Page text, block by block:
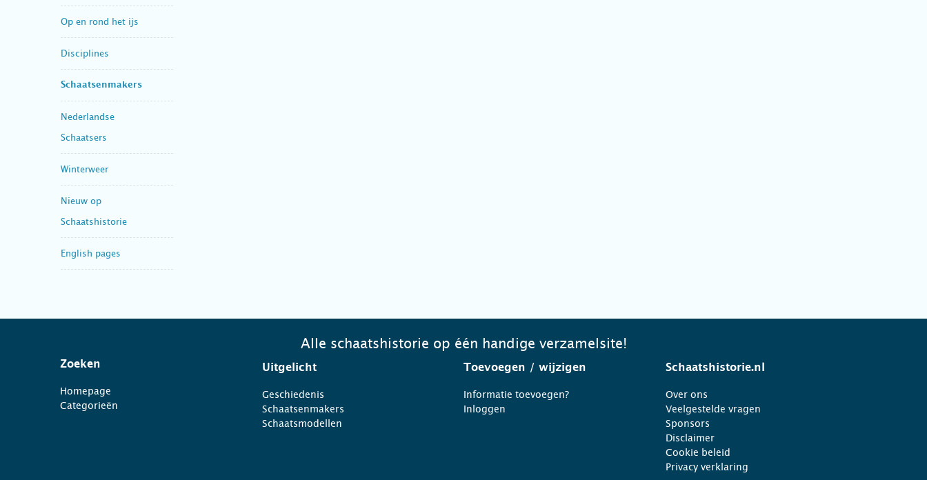
Op en rond het ijs
Disciplines
Schaatsenmakers
Nederlandse
Schaatsers
Winterweer
Nieuw op
Schaatshistorie
English pages
Alle schaatshistorie op één handige verzamelsite!
Zoeken
Homepage
Categorieën
Uitgelicht
Geschiedenis
Schaatsenmakers
Schaatsmodellen
Toevoegen / wijzigen
Informatie toevoegen?
Inloggen
Schaatshistorie.nl
Over ons
Veelgestelde vragen
Sponsors
Disclaimer
Cookie beleid
Privacy verklaring